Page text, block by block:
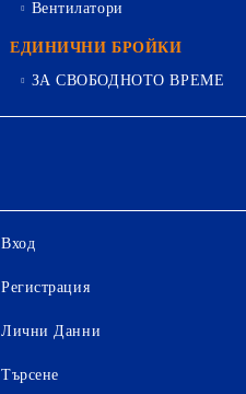
Вентилатори
ЕДИНИЧНИ БРОЙКИ
ЗА СВОБОДНОТО ВРЕМЕ
Вход
Регистрация
Лични Данни
Търсене